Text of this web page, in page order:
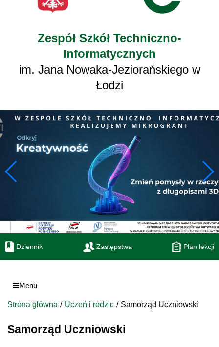
Zespół Szkół Techniczno-
Informatycznych
im. Jana Nowaka-Jeziorańskiego w
Łodzi
Dziennik Zastępstwa Plan lekcji
Menu
Strona główna Uczeń i rodzic Samorząd Uczniowski
Samorząd Uczniowski